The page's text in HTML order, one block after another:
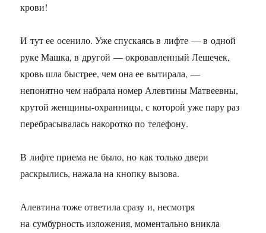
крови!
И тут ее осенило. Уже спускаясь в лифте — в одной
руке Машка, в другой — окровавленный Лешечек,
кровь шла быстрее, чем она ее вытирала, —
непонятно чем набрала номер Алевтины Матвеевны,
крутой женщины-охранницы, с которой уже пару раз
перебрасывалась накоротко по телефону.
В лифте приема не было, но как только двери
раскрылись, нажала на кнопку вызова.
Алевтина тоже ответила сразу и, несмотря
на сумбурность изложения, моментально вникла